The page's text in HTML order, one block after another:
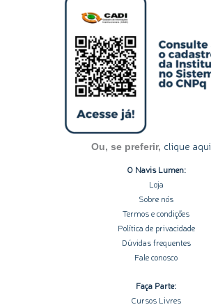
t
a
g
r
a
m
k
e
d
i
n
-
i
n
b
e
f
y
Ou, se preferir, clique aqui
O Navis Lumen:
Loja
Sobre nós
Termos e condições
Política de privacidade
Dúvidas frequentes
Fale conosco
Faça Parte:
Cursos Livres